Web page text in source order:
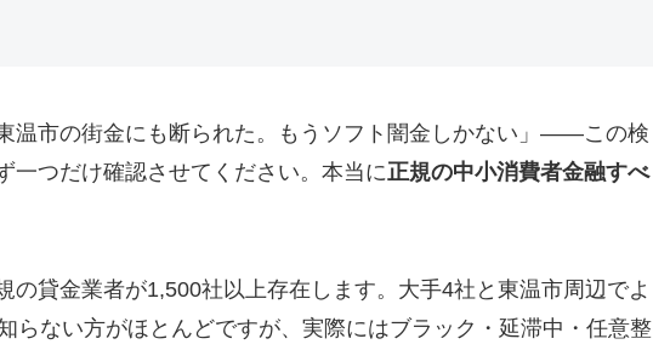
温市の街金にも断られた。もうソフト闇金しかない」——この検
一つだけ確認させてください。本当に正規の中小消費者金融すべ
の貸金業者が1,500社以上存在します。大手4社と東温市周辺でよ
らない方がほとんどですが、実際にはブラック・延滞中・任意整